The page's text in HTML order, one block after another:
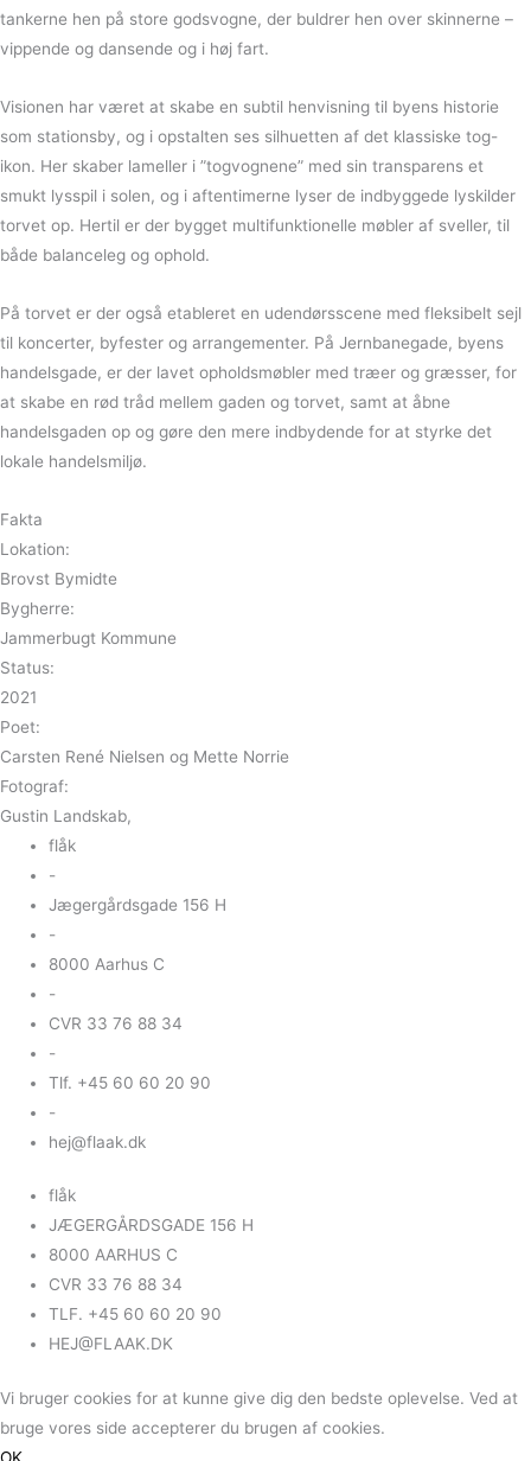
tankerne hen på store godsvogne, der buldrer hen over skinnerne –
vippende og dansende og i høj fart.
Visionen har været at skabe en subtil henvisning til byens historie
som stationsby, og i opstalten ses silhuetten af det klassiske tog-
ikon. Her skaber lameller i ”togvognene” med sin transparens et
smukt lysspil i solen, og i aftentimerne lyser de indbyggede lyskilder
torvet op. Hertil er der bygget multifunktionelle møbler af sveller, til
både balanceleg og ophold.
På torvet er der også etableret en udendørsscene med fleksibelt sejl
til koncerter, byfester og arrangementer. På Jernbanegade, byens
handelsgade, er der lavet opholdsmøbler med træer og græsser, for
at skabe en rød tråd mellem gaden og torvet, samt at åbne
handelsgaden op og gøre den mere indbydende for at styrke det
lokale handelsmiljø.
Fakta
Lokation:
Brovst Bymidte
Bygherre:
Jammerbugt Kommune
Status:
2021
Poet:
Carsten René Nielsen og Mette Norrie
Fotograf:
Gustin Landskab,
flåk
-
Jægergårdsgade 156 H
-
8000 Aarhus C
-
CVR 33 76 88 34
-
Tlf. +45 60 60 20 90
-
hej@flaak.dk
flåk
JÆGERGÅRDSGADE 156 H
8000 AARHUS C
CVR 33 76 88 34
TLF. +45 60 60 20 90
HEJ@FLAAK.DK
Vi bruger cookies for at kunne give dig den bedste oplevelse. Ved at
bruge vores side accepterer du brugen af cookies.
OK